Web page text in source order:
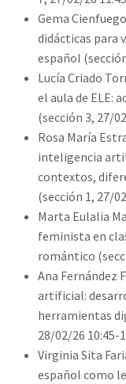
Gema
didácticas para
español
Lucía Criado
el aula de ELE:
(sección 3, 27/
Rosa María
inteligencia
contextos,
(sección 1, 27/
Marta Eulalia
feminista en
romántico
Ana Fernández
artificial:
herramientas
28/02/26 10:45-
Virginia Sita
español como